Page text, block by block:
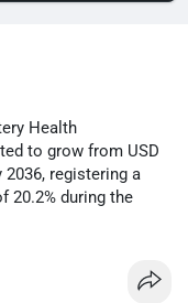
Health
to grow from USD
registering a
20.2% during the